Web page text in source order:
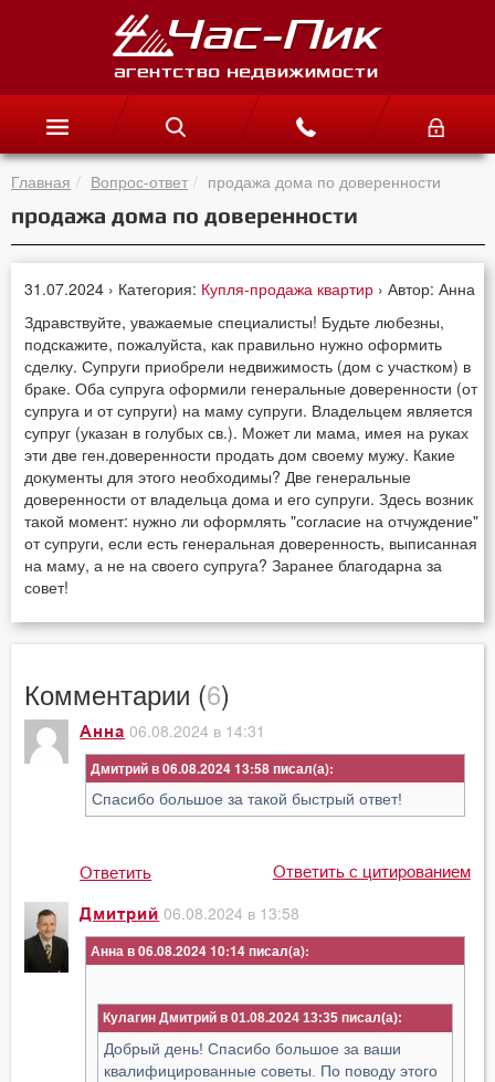
Главная Вопрос-ответ продажа дома по доверенности
продажа дома по доверенности
31.07.2024 › Категория: Купля-продажа квартир › Автор: Анна
Здравствуйте, уважаемые специалисты! Будьте любезны,
подскажите, пожалуйста, как правильно нужно оформить
сделку. Супруги приобрели недвижимость (дом с участком) в
браке. Оба супруга оформили генеральные доверенности (от
супруга и от супруги) на маму супруги. Владельцем является
супруг (указан в голубых св.). Может ли мама, имея на руках
эти две ген.доверенности продать дом своему мужу. Какие
документы для этого необходимы? Две генеральные
доверенности от владельца дома и его супруги. Здесь возник
такой момент: нужно ли оформлять "согласие на отчуждение"
от супруги, если есть генеральная доверенность, выписанная
на маму, а не на своего супруга? Заранее благодарна за
совет!
Комментарии (6)
Анна 06.08.2024 в 14:31
Дмитрий в 06.08.2024 13:58
Спасибо большое за такой быстрый ответ!
Ответить Ответить с цитированием
Дмитрий 06.08.2024 в 13:58
Анна в 06.08.2024 10:14
Кулагин Дмитрий в 01.08.2024 13:35
Добрый день! Спасибо большое за ваши
квалифицированные советы. По поводу этого